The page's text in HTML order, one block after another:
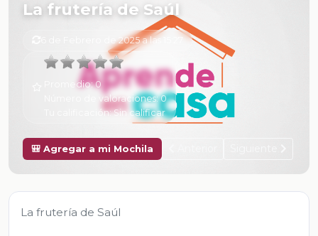
La frutería de Saúl
6 de Febrero de 2025 a las 15:27
Promedio:0
Número de valoraciones:0
Tu calificación:Sin calificar
🎒 Agregar a mi Mochila
La frutería de Saúl